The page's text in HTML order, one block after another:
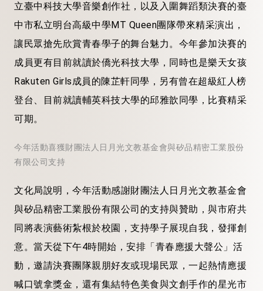
立臺中科技大學音樂創作社，以及入圍舞蹈類決賽的臺
中市私立明台高級中學MT Queen團隊帶來精采演出，
讓民眾搶先欣賞青春學子的舞台魅力。今年參加決賽的
成員更有目前就讀於僑光科技大學，同時也是樂天女孩
Rakuten Girls成員的陳芷軒同學，另有曾在超級紅人榜
登台、目前就讀輔英科技大學的邱雅歆同學，比賽精采
可期。
今年活動喜獲財團法人日月光文教基金會與矽品精密工業股份
有限公司支持
文化局說明，今年活動感謝財團法人日月光文教基金會
與矽品精密工業股份有限公司的支持與贊助，與市府共
同將表演藝術紮根於校園，支持學子展現自我，發揮創
意。當天從下午4時開始，安排「青春應援大聲公」活
動，邀請決賽團隊親朋好友或現場民眾，一起熱情應援
喊口號拿獎金，還有集結特色美食與文創手作的星光市